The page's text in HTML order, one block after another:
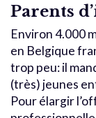
Parents
Environ 4.000
en Belgique
trop peu: il
(très) jeunes
Pour élargir